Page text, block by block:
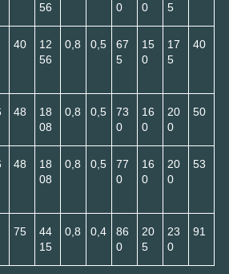
56
0
0
5
40
12
56
0,8 0,5
67
5
15
0
17
5
40
48
18
08
0,8 0,5
73
0
16
0
20
0
50
48
18
08
0,8 0,5
77
0
16
0
20
0
53
75
44
15
0,8 0,4
86
0
20
5
23
0
91